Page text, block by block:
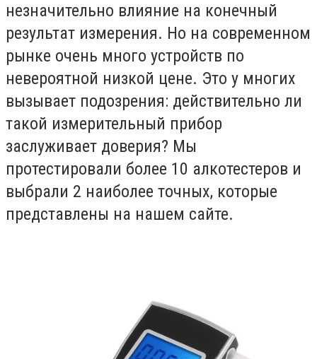
незначительно влияние на конечный
результат измерения. Но на современном
рынке очень много устройств по
невероятной низкой цене. Это у многих
вызывает подозрения: действительно ли
такой измерительный прибор
заслуживает доверия? Мы
протестировали более 10 алкотестеров и
выбрали 2 наиболее точных, которые
представлены на нашем сайте.